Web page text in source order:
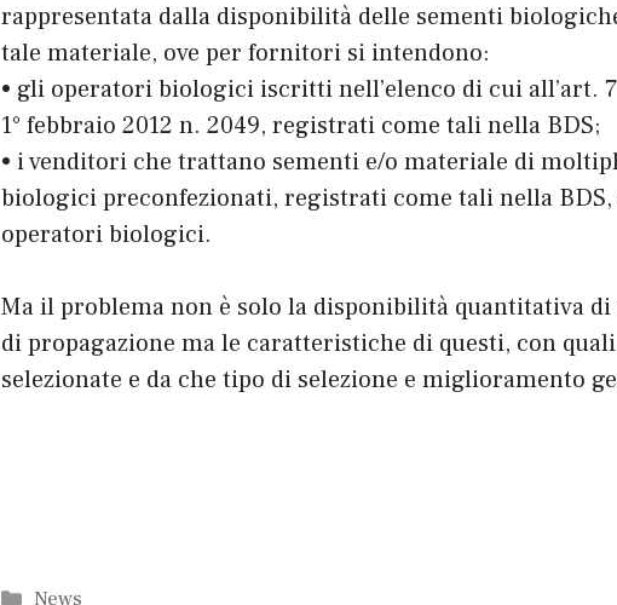
rappresentata dalla disponibilità delle sementi
tale materiale, ove per fornitori si intendono:
• gli operatori biologici iscritti nell’elenco di cui all’art.
1° febbraio 2012 n. 2049, registrati come tali nella BDS;
• i venditori che trattano sementi e/o materiale di
biologici preconfezionati, registrati come tali nella BDS,
operatori biologici.
Ma il problema non è solo la disponibilità quantitativa
di propagazione ma le caratteristiche di questi, con
selezionate e da che tipo di selezione e miglioramento
Categorie
News